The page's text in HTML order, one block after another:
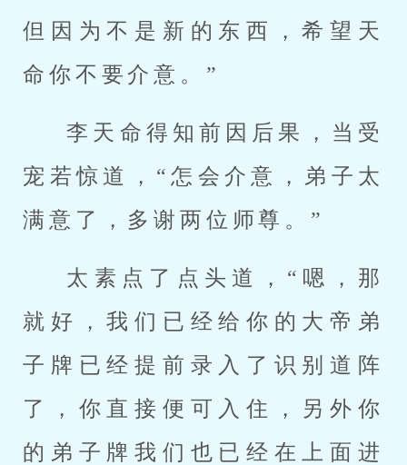
但因为不是新的东西，希望天
命你不要介意。”
李天命得知前因后果，当受
宠若惊道，“怎会介意，弟子太
满意了，多谢两位师尊。”
太素点了点头道，“嗯，那
就好，我们已经给你的大帝弟
子牌已经提前录入了识别道阵
了，你直接便可入住，另外你
的弟子牌我们也已经在上面进